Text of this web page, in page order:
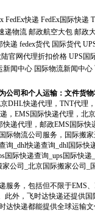
FedEx快递 FedEx国际快递
递物流 邮政航空大包 邮政
快递 fedex货代 国际货代
官网代理折扣价格 UPS国
新闻中心 国际物流新闻中心
公司和个人运输：文件货
DHL快递代理，TNT代理
，EMS国际快递代理，北
递代理，邮政EMS国际
物流公司服务，国际搬
询_dhl快递查询_dhl国际
际快递查询_ups国际快
公司_北京国际搬家公司_
务，包括但不限于EMS
外，飞时达快递还提供
达快递都能提供全球运输